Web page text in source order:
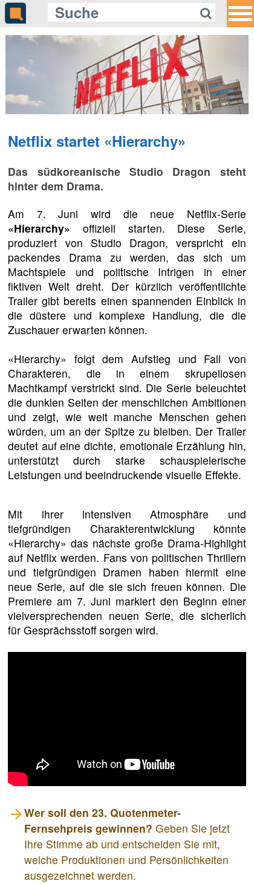
Netflix startet «Hierarchy»
Das südkoreanische Studio Dragon steht
hinter dem Drama.
Am 7. Juni wird die neue Netflix-Serie
«Hierarchy» offiziell starten. Diese Serie,
produziert von Studio Dragon, verspricht ein
packendes Drama zu werden, das sich um
Machtspiele und politische Intrigen in einer
fiktiven Welt dreht. Der kürzlich veröffentlichte
Trailer gibt bereits einen spannenden Einblick in
die düstere und komplexe Handlung, die die
Zuschauer erwarten können.
«Hierarchy» folgt dem Aufstieg und Fall von
Charakteren, die in einem skrupellosen
Machtkampf verstrickt sind. Die Serie beleuchtet
die dunklen Seiten der menschlichen Ambitionen
und zeigt, wie weit manche Menschen gehen
würden, um an der Spitze zu bleiben. Der Trailer
deutet auf eine dichte, emotionale Erzählung hin,
unterstützt durch starke schauspielerische
Leistungen und beeindruckende visuelle Effekte.
Mit ihrer intensiven Atmosphäre und
tiefgründigen Charakterentwicklung könnte
«Hierarchy» das nächste große Drama-Highlight
auf Netflix werden. Fans von politischen Thrillern
und tiefgründigen Dramen haben hiermit eine
neue Serie, auf die sie sich freuen können. Die
Premiere am 7. Juni markiert den Beginn einer
vielversprechenden neuen Serie, die sicherlich
für Gesprächsstoff sorgen wird.
Wer soll den 23. Quotenmeter-
Fernsehpreis gewinnen? Geben Sie jetzt
Ihre Stimme ab und entscheiden Sie mit,
welche Produktionen und Persönlichkeiten
ausgezeichnet werden.